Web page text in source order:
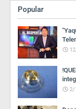
Popular
2/